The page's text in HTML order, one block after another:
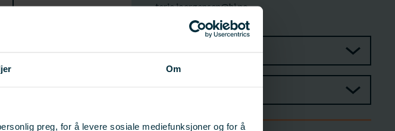
Om
preg, for å levere sosiale mediefunksjoner og for å
terje.joergensen@hi.no
55 23 85 54